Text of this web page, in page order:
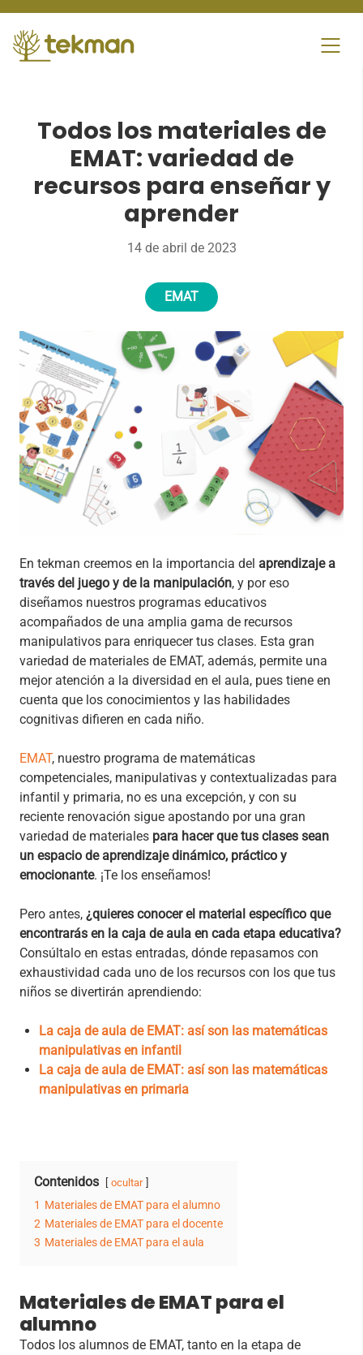
content
Todos los materiales de
EMAT: variedad de
recursos para enseñar y
aprender
14 de abril de 2023
EMAT
En tekman creemos en la importancia del aprendizaje a
través del juego y de la manipulación, y por eso
diseñamos nuestros programas educativos
acompañados de una amplia gama de recursos
manipulativos para enriquecer tus clases. Esta gran
variedad de materiales de EMAT, además, permite una
mejor atención a la diversidad en el aula, pues tiene en
cuenta que los conocimientos y las habilidades
cognitivas difieren en cada niño.
EMAT, nuestro programa de matemáticas
competenciales, manipulativas y contextualizadas para
infantil y primaria, no es una excepción, y con su
reciente renovación sigue apostando por una gran
variedad de materiales para hacer que tus clases sean
un espacio de aprendizaje dinámico, práctico y
emocionante. ¡Te los enseñamos!
Pero antes, ¿quieres conocer el material específico que
encontrarás en la caja de aula en cada etapa educativa?
Consúltalo en estas entradas, dónde repasamos con
exhaustividad cada uno de los recursos con los que tus
niños se divertirán aprendiendo:
La caja de aula de EMAT: así son las matemáticas
manipulativas en infantil
La caja de aula de EMAT: así son las matemáticas
manipulativas en primaria
Contenidos ocultar
1 Materiales de EMAT para el alumno
2 Materiales de EMAT para el docente
3 Materiales de EMAT para el aula
Materiales de EMAT para el
alumno
Todos los alumnos de EMAT, tanto en la etapa de